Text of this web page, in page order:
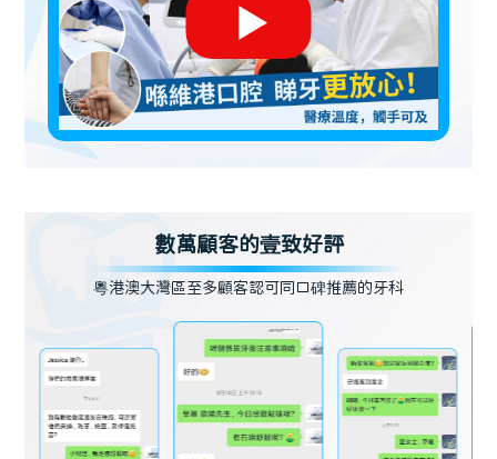
數萬顧客的壹致好評
粵港澳大灣區至多顧客認可同口碑推薦的牙科